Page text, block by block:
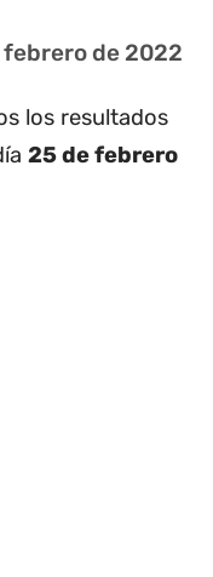
febrero de 2022
los resultados
25 de febrero